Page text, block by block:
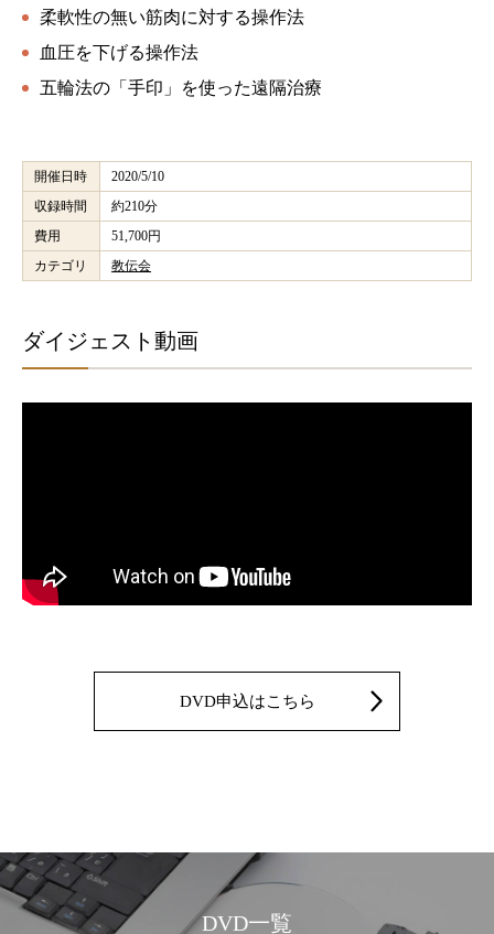
柔軟性の無い筋肉に対する操作法
血圧を下げる操作法
五輪法の「手印」を使った遠隔治療
開催日時
2020/5/10
収録時間
約210分
費用
51,700円
カテゴリ
教伝会
ダイジェスト動画
DVD申込はこちら
DVD一覧